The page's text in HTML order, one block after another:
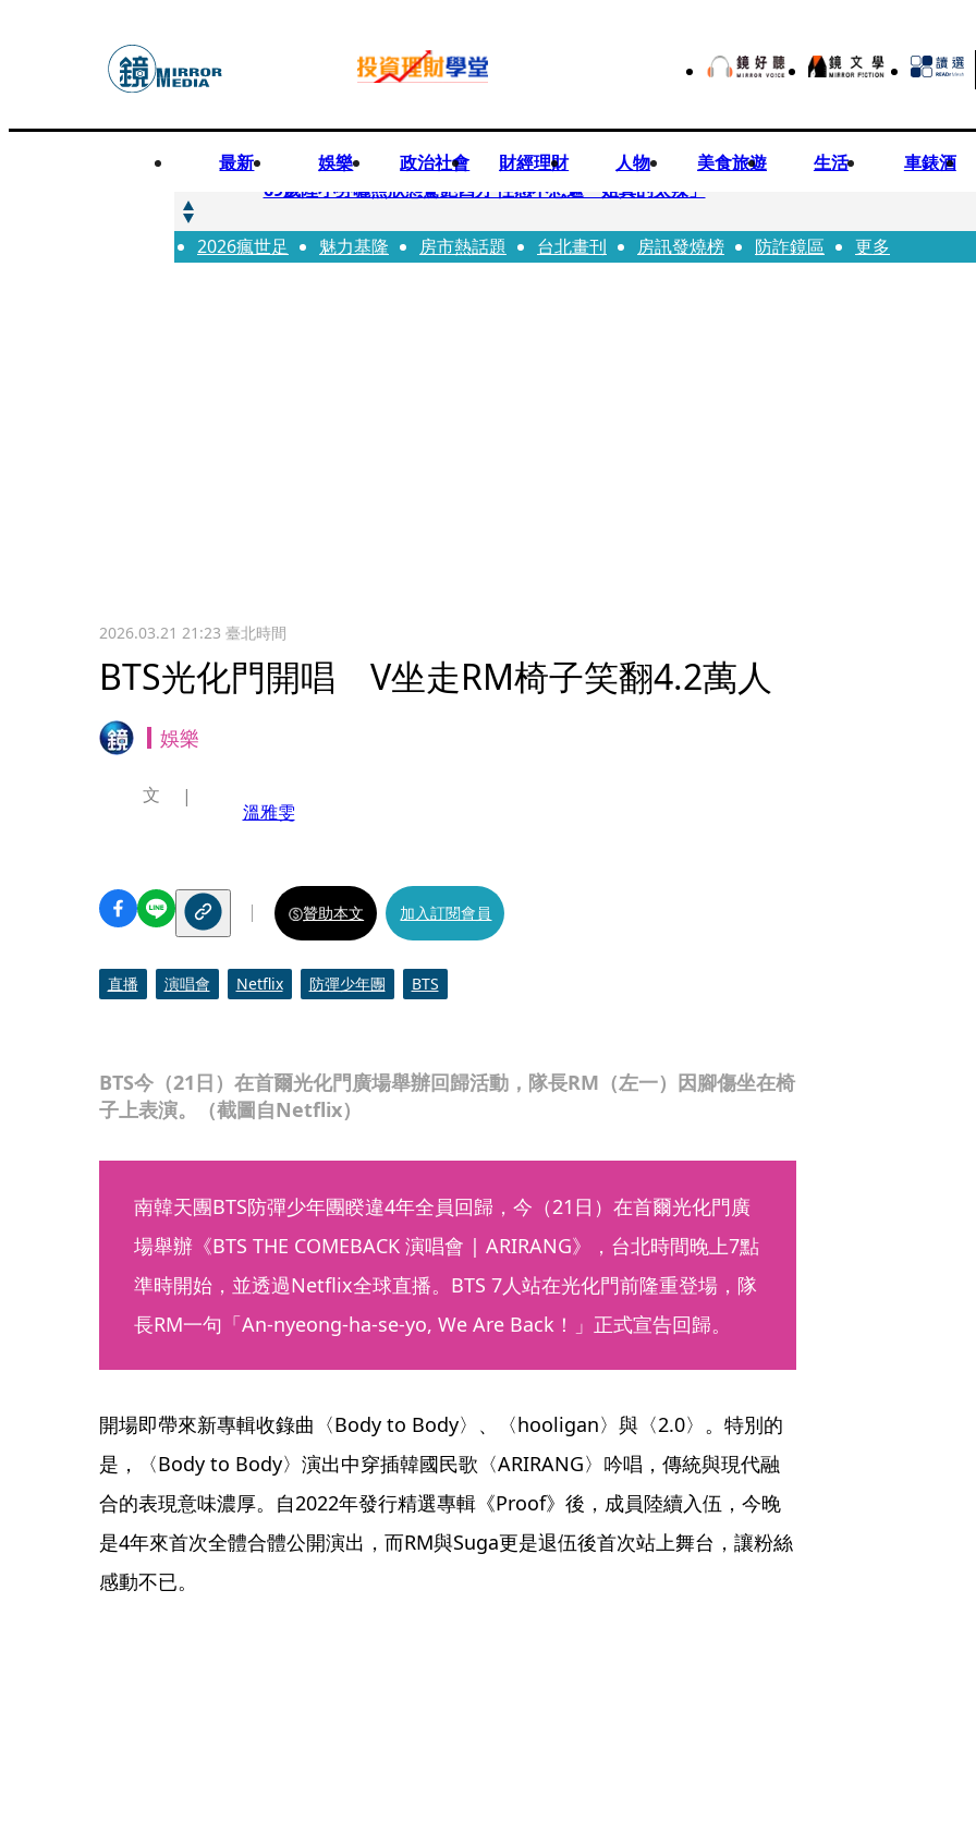
最新 娛樂 政治社會 財經理財 人物 美食旅遊 生活 車錶酒
快訊
69歲陸小芬曬照狀態驚艷四方 性感不想遮「姐真的太辣」
快訊
不動產放款風險遽增 金管會嚴控金檢地政士揪出多起違規
2026瘋世足 魅力基隆 房市熱話題 台北畫刊 房訊發燒榜 防詐鏡區 更多
2026.03.21 21:23 臺北時間
BTS光化門開唱 V坐走RM椅子笑翻4.2萬人
娛樂
BTS今（21日）在首爾光化門廣場舉辦回歸活動，隊長RM（左一）因腳傷坐在椅
子上表演。（截圖自Netflix）
文
溫雅雯
贊助本文 加入訂閱會員
直播 演唱會 Netflix 防彈少年團 BTS
南韓天團BTS防彈少年團睽違4年全員回歸，今（21日）在首爾光化門廣
場舉辦《BTS THE COMEBACK 演唱會 | ARIRANG》，台北時間晚上7點
準時開始，並透過Netflix全球直播。BTS 7人站在光化門前隆重登場，隊
長RM一句「An-nyeong-ha-se-yo, We Are Back！」正式宣告回歸。
開場即帶來新專輯收錄曲〈Body to Body〉、〈hooligan〉與〈2.0〉。特別的
是，〈Body to Body〉演出中穿插韓國民歌〈ARIRANG〉吟唱，傳統與現代融
合的表現意味濃厚。自2022年發行精選專輯《Proof》後，成員陸續入伍，今晚
是4年來首次全體合體公開演出，而RM與Suga更是退伍後首次站上舞台，讓粉絲
感動不已。